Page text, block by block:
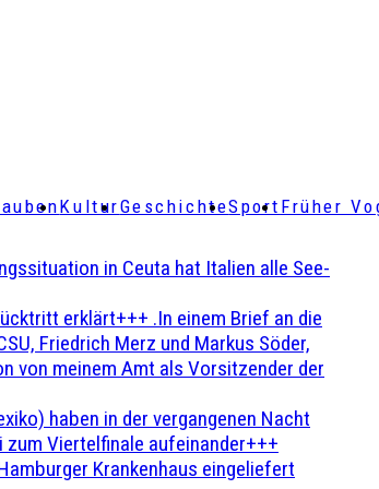
KulturGeschichteSport Früher
in Ceuta hat Italien alle See-
erklärt+++ .In einem Brief an die
Friedrich Merz und Markus Söder,
von meinem Amt als Vorsitzender der
haben in der vergangenen Nacht
Viertelfinale aufeinander+++
Krankenhaus eingeliefert